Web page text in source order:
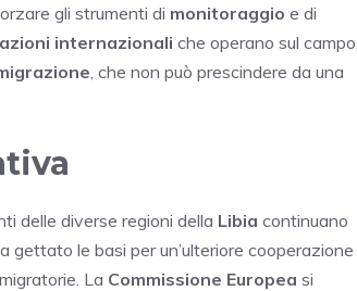
gli strumenti di monitoraggio e di
internazionali che operano sul campo.
, che non può prescindere da una
delle diverse regioni della Libia continuano
le basi per un’ulteriore cooperazione
La Commissione Europea si